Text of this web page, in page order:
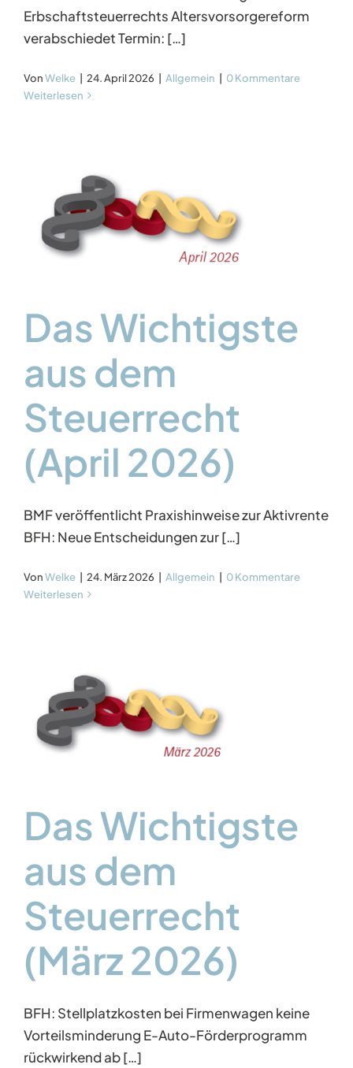
Erbschaftsteuerrechts Altersvorsorgereform
verabschiedet Termin: […]
VonWelke 24. April 2026 Allgemein
0 Kommentare
Weiterlesen
Das Wichtigste
aus dem
Steuerrecht
(April 2026)
BMF veröffentlicht Praxishinweise zur Aktivrente
BFH: Neue Entscheidungen zur […]
VonWelke 24. März 2026 Allgemein
0 Kommentare
Weiterlesen
Das Wichtigste
aus dem
Steuerrecht
(März 2026)
BFH: Stellplatzkosten bei Firmenwagen keine
Vorteilsminderung E-Auto-Förderprogramm
rückwirkend ab […]